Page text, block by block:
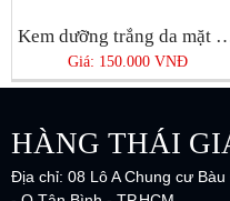
Kem dưỡng trắng da
Giá: 150.000 VNĐ
HÀNG THÁI
Địa chỉ: 08 Lô A Chung cư